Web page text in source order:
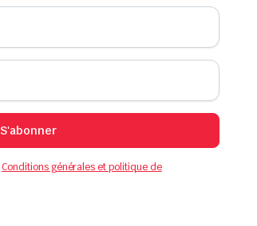
S'abonner
Conditions générales et politique de